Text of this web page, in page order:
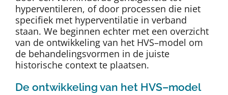
hyperventileren, of door processen die niet
specifiek met hyperventilatie in verband
staan. We beginnen echter met een overzicht
van de ontwikkeling van het HVS–model om
de behandelingsvormen in de juiste
historische context te plaatsen.
De ontwikkeling van het HVS–model